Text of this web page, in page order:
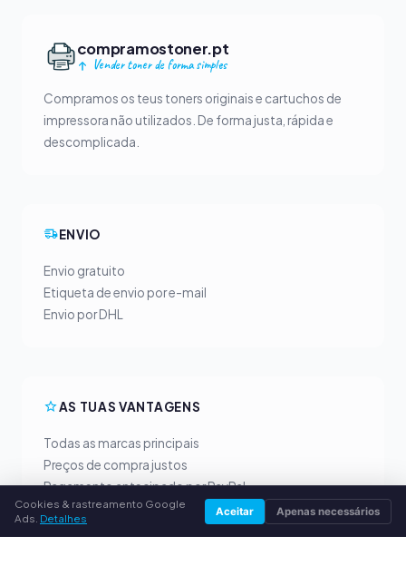
compramostoner.pt
Vender toner de forma simples
Compramos os teus toners originais e cartuchos de
impressora não utilizados. De forma justa, rápida e
descomplicada.
ENVIO
Envio gratuito
Etiqueta de envio por e-mail
Envio por DHL
AS TUAS VANTAGENS
Todas as marcas principais
Preços de compra justos
Pagamento antecipado por PayPal
Aconselhamento personalizado
Cookies & rastreamento Google
Ads. Detalhes Aceitar Apenas necessários